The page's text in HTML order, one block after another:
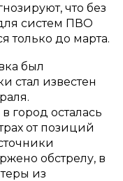
что без
систем ПВО
только до марта.
был
стал известен
город осталась
от позиций
обстрелу, в
из